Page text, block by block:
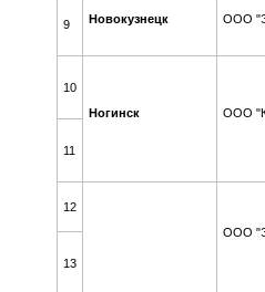
9 Новокузнецк ООО
10
Ногинск
ООО
11
12
ООО
13